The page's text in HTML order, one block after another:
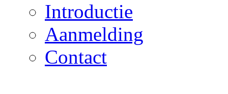
Introductie
Aanmelding
Contact